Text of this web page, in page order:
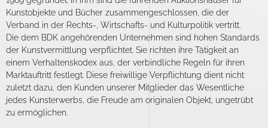
Kunstobjekte und Bücher zusammengeschlossen, die der
Verband in der Rechts-, Wirtschafts- und Kulturpolitik vertritt.
Die dem BDK angehörenden Unternehmen sind hohen Standards
der Kunstvermittlung verpflichtet. Sie richten ihre Tätigkeit an
einem Verhaltenskodex aus, der verbindliche Regeln für ihren
Marktauftritt festlegt. Diese freiwillige Verpflichtung dient nicht
zuletzt dazu, den Kunden unserer Mitglieder das Wesentliche
jedes Kunsterwerbs, die Freude am originalen Objekt, ungetrübt
zu ermöglichen.